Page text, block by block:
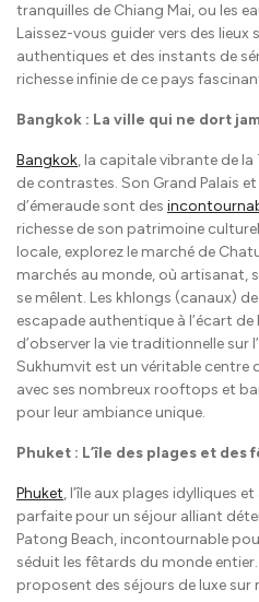
tranquilles de Chiang Mai, ou les
Laissez-vous guider vers des lieux
authentiques et des instants de
richesse infinie de ce pays
Bangkok : La ville qui ne dort
Bangkok, la capitale vibrante de la
de contrastes. Son Grand Palais
d’émeraude sont des
richesse de son patrimoine
locale, explorez le marché de
marchés au monde, où
se mêlent. Les khlongs (canaux)
escapade authentique à l’écart
d’observer la vie traditionnelle sur
Sukhumvit est un véritable centre
avec ses nombreux rooftops et
pour leur ambiance unique.
Phuket : L’île des plages et des
Phuket, l’île aux plages idylliques
parfaite pour un séjour alliant
Patong Beach, incontournable
séduit les fêtards du monde
proposent des séjours de luxe